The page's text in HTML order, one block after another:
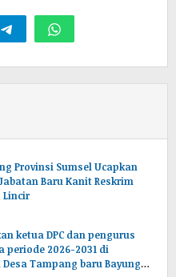
Provinsi Sumsel Ucapkan
Baru Kanit Reskrim
Lincir
ketua DPC dan pengurus
periode 2026-2031 di
Tampang baru Bayung